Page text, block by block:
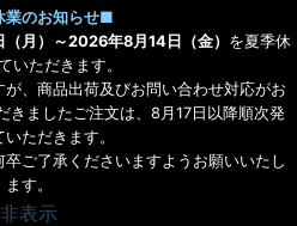
業のお知らせ■
月）～2026年8月14日（金） を夏季休
いただきます。
、商品出荷及びお問い合わせ対応がお
きましたご注文は、8月17日以降順次発
ただきます。
ご了承くださいますようお願いいたし
ます。
非表示